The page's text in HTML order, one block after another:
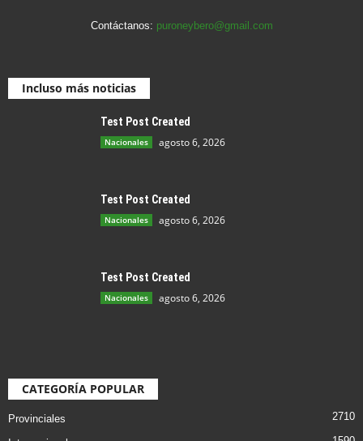
Contáctanos: puroneybero@gmail.com
Incluso más noticias
Test Post Created
Nacionales agosto 6, 2026
Test Post Created
Nacionales agosto 6, 2026
Test Post Created
Nacionales agosto 6, 2026
CATEGORÍA POPULAR
Provinciales 2710